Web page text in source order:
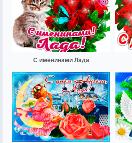
С именинами Лада